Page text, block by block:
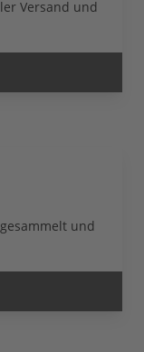
Versand und
und